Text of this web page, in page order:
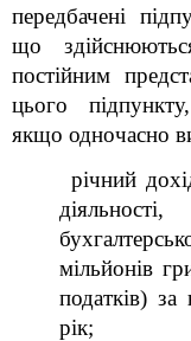
передбачені
що
постійним
цього
якщо одночасно
річний
мільйонів
податків) за
рік;